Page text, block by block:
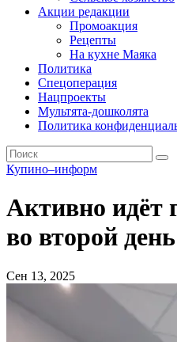
Акции редакции
Промоакция
Рецепты
На кухне Маяка
Политика
Спецоперация
Нацпроекты
Мультята-дошколята
Политика
Купино–информ
Активно идёт
во второй
Сен 13, 2025